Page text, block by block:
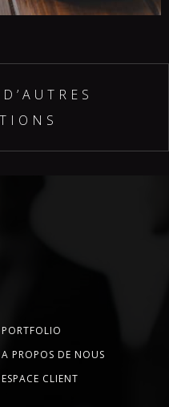
PORTFOLIO
A PROPOS DE NOUS
ESPACE CLIENT